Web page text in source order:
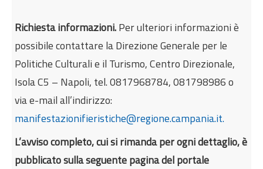
Richiesta informazioni.Per ulteriori informazioni è
possibile contattare la Direzione Generale per le
Politiche Culturali e il Turismo, Centro Direzionale,
Isola C5 – Napoli, tel. 0817968784, 081798986 o
via e-mail all’indirizzo:
manifestazionifieristiche@regione.campania.it.
L’avviso completo, cui si rimanda per ogni dettaglio, è
pubblicato sulla seguente pagina del portale